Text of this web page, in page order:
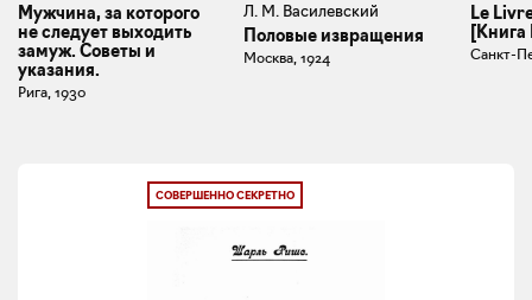
Мужчина, за которого
не следует выходить
замуж. Советы и
указания.
Рига, 1930
Л. М. Василевский
Половые извращения
Москва, 1924
Le
Санкт-
СОВЕРШЕННО СЕКРЕТНО